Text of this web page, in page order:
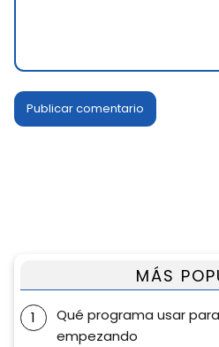
MÁS
Qué programa usar
empezando